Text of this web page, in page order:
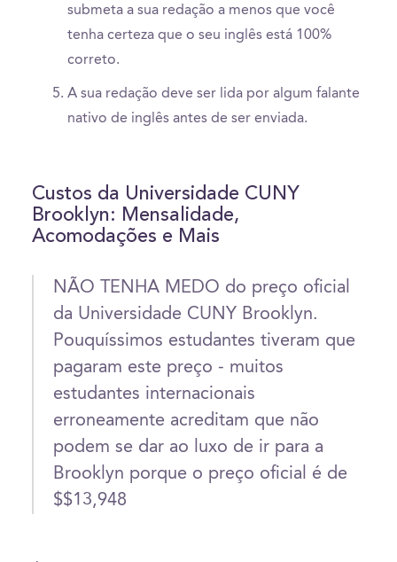
submeta a sua redação a menos que você
tenha certeza que o seu inglês está 100%
correto.
A sua redação deve ser lida por algum falante
nativo de inglês antes de ser enviada.
Custos da Universidade CUNY
Brooklyn: Mensalidade,
Acomodações e Mais
NÃO TENHA MEDO do preço oficial
da Universidade CUNY Brooklyn.
Pouquíssimos estudantes tiveram que
pagaram este preço - muitos
estudantes internacionais
erroneamente acreditam que não
podem se dar ao luxo de ir para a
Brooklyn porque o preço oficial é de
$$13,948